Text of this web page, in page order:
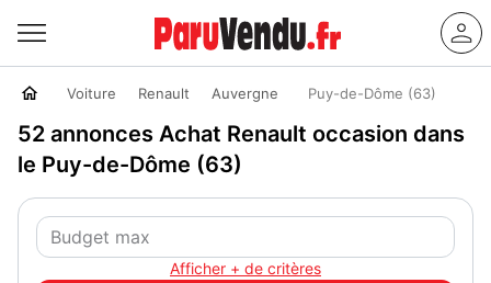
Voiture Renault Auvergne Puy-de-Dôme (63)
52 annonces Achat Renault occasion dans
le Puy-de-Dôme (63)
Afficher + de critères